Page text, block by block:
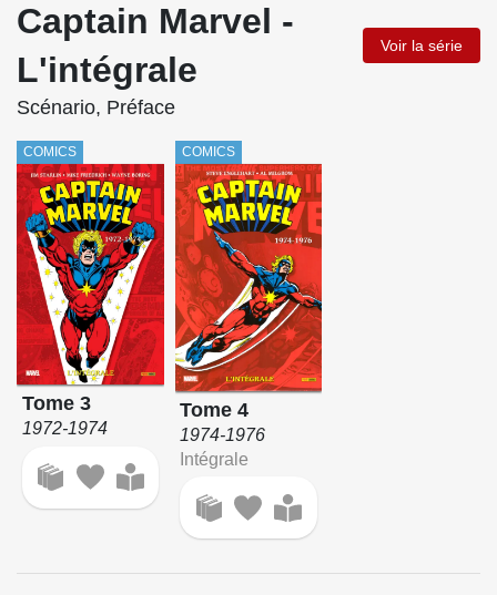
Captain Marvel -
L'intégrale
Voir la série
Scénario, Préface
COMICS
Tome 3
1972-1974
COMICS
Tome 4
1974-1976
Intégrale